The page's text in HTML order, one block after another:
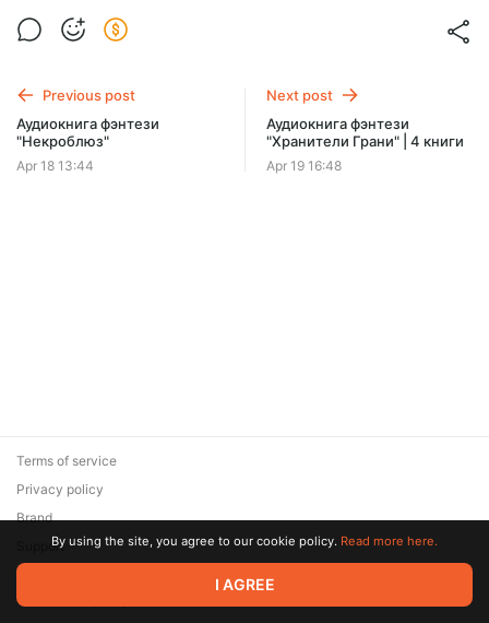
Billed every 12 months.
Offer ends 08 August.
Previous post
Аудиокнига фэнтези
"Некроблюз"
Apr 18 13:44
Next post
Аудиокнига фэнтези
"Хранители Грани" | 4 книги
Apr 19 16:48
© 2026 Zaya Solutions Limited. All rights reserved. All trademarks
are the property of their respective owners.
Terms of service
Privacy policy
Brand
SupportBy using the site, you agree to our cookie policy. Read more here.
I AGREE